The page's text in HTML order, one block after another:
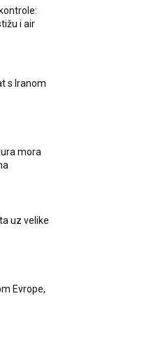
i air
s Iranom
mora
uz velike
Evrope,